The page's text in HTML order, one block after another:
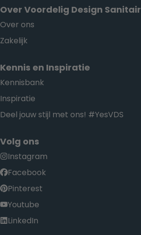
Over Voordelig Design Sanitair
Over ons
Zakelijk
Kennis en Inspiratie
Kennisbank
Inspiratie
Deel jouw stijl met ons! #YesVDS
Volg ons
Instagram
Facebook
Pinterest
Youtube
LinkedIn